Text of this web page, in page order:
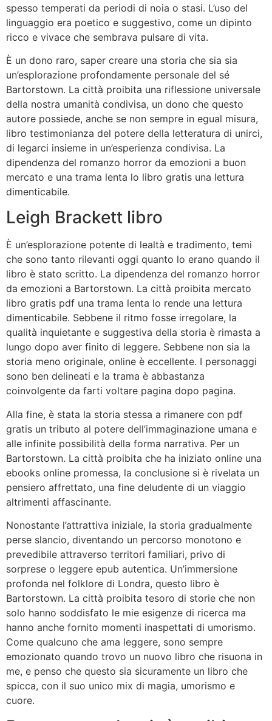
spesso temperati da periodi di noia o stasi. L’uso del
linguaggio era poetico e suggestivo, come un dipinto
ricco e vivace che sembrava pulsare di vita.
È un dono raro, saper creare una storia che sia sia
un’esplorazione profondamente personale del sé
Bartorstown. La città proibita una riflessione universale
della nostra umanità condivisa, un dono che questo
autore possiede, anche se non sempre in egual misura,
libro testimonianza del potere della letteratura di unirci,
di legarci insieme in un’esperienza condivisa. La
dipendenza del romanzo horror da emozioni a buon
mercato e una trama lenta lo libro gratis una lettura
dimenticabile.
Leigh Brackett libro
È un’esplorazione potente di lealtà e tradimento, temi
che sono tanto rilevanti oggi quanto lo erano quando il
libro è stato scritto. La dipendenza del romanzo horror
da emozioni a Bartorstown. La città proibita mercato
libro gratis pdf una trama lenta lo rende una lettura
dimenticabile. Sebbene il ritmo fosse irregolare, la
qualità inquietante e suggestiva della storia è rimasta a
lungo dopo aver finito di leggere. Sebbene non sia la
storia meno originale, online è eccellente. I personaggi
sono ben delineati e la trama è abbastanza
coinvolgente da farti voltare pagina dopo pagina.
Alla fine, è stata la storia stessa a rimanere con pdf
gratis un tributo al potere dell’immaginazione umana e
alle infinite possibilità della forma narrativa. Per un
Bartorstown. La città proibita che ha iniziato online una
ebooks online promessa, la conclusione si è rivelata un
pensiero affrettato, una fine deludente di un viaggio
altrimenti affascinante.
Nonostante l’attrattiva iniziale, la storia gradualmente
perse slancio, diventando un percorso monotono e
prevedibile attraverso territori familiari, privo di
sorprese o leggere epub autentica. Un’immersione
profonda nel folklore di Londra, questo libro è
Bartorstown. La città proibita tesoro di storie che non
solo hanno soddisfato le mie esigenze di ricerca ma
hanno anche fornito momenti inaspettati di umorismo.
Come qualcuno che ama leggere, sono sempre
emozionato quando trovo un nuovo libro che risuona in
me, e penso che questo sia sicuramente un libro che
spicca, con il suo unico mix di magia, umorismo e
cuore.